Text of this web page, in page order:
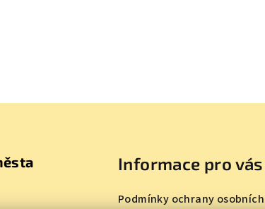
Informace pro vás
Podmínky ochrany